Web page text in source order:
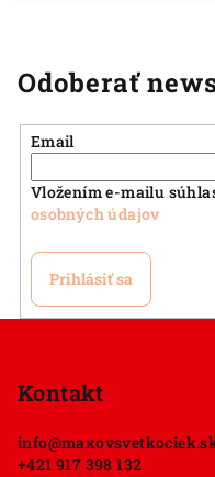
Odoberať
Email
Vložením e-mailu
osobných údajov
Prihlásiť sa
Kontakt
info@
+421 917 398 132